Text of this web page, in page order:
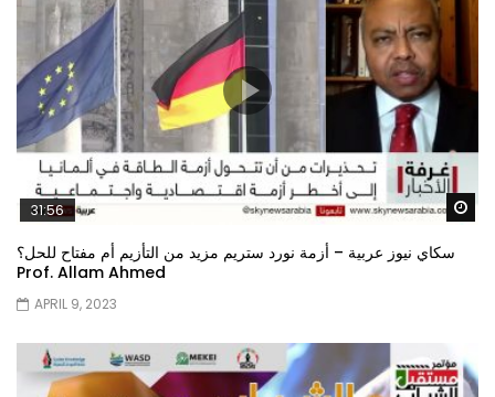
31:56
سكاي نيوز عربية – أزمة نورد ستريم مزيد من التأزيم أم مفتاح للحل؟
Prof. Allam Ahmed
APRIL 9, 2023